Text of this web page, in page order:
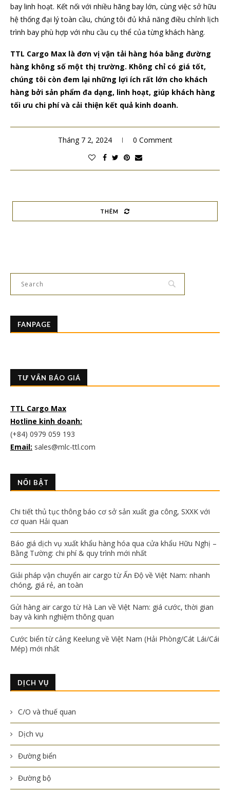
bay linh hoạt. Kết nối với nhiều hãng bay lớn, cùng việc sở hữu
hệ thống đại lý toàn cầu, chúng tôi đủ khả năng điều chỉnh lịch
trình bay phù hợp với nhu cầu cụ thể của từng khách hàng.
TTL Cargo Max là đơn vị vận tải hàng hóa bằng đường
hàng không số một thị trường. Không chỉ có giá tốt,
chúng tôi còn đem lại những lợi ích rất lớn cho khách
hàng bởi sản phẩm đa dạng, linh hoạt, giúp khách hàng
tối ưu chi phí và cải thiện kết quả kinh doanh.
Tháng 7 2, 2024 0 Comment
THÊM
FANPAGE
TƯ VẤN BÁO GIÁ
TTL Cargo Max
Hotline kinh doanh:
(+84) 0979 059 193
Email: sales@mlc-ttl.com
NỔI BẬT
Chi tiết thủ tục thông báo cơ sở sản xuất gia công, SXXK với
cơ quan Hải quan
Báo giá dịch vụ xuất khẩu hàng hóa qua cửa khẩu Hữu Nghị –
Bằng Tường: chi phí & quy trình mới nhất
Giải pháp vận chuyển air cargo từ Ấn Độ về Việt Nam: nhanh
chóng, giá rẻ, an toàn
Gửi hàng air cargo từ Hà Lan về Việt Nam: giá cước, thời gian
bay và kinh nghiệm thông quan
Cước biển từ cảng Keelung về Việt Nam (Hải Phòng/Cát Lái/Cái
Mép) mới nhất
DỊCH VỤ
C/O và thuế quan
Dịch vụ
Đường biển
Đường bộ